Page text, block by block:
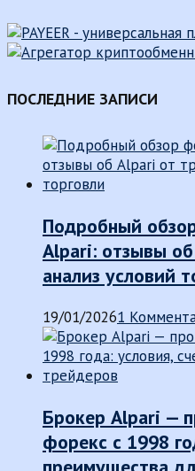
ПОСЛЕДНИЕ ЗАПИСИ
Подробный
Alpari: отзывы
анализ условий
19/01/20261
Брокер Alpari —
форекс с 1998